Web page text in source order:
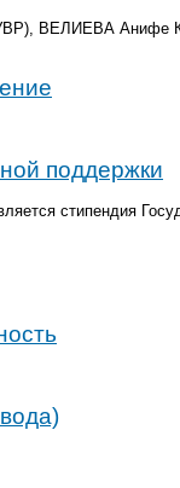
ВЕЛИЕВА Анифе
поддержки
стипендия